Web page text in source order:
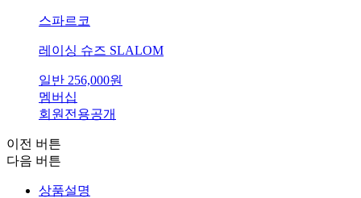
스파르코
레이싱 슈즈 SLALOM
일반 256,000원
멤버십
회원전용공개
이전 버튼
다음 버튼
상품설명